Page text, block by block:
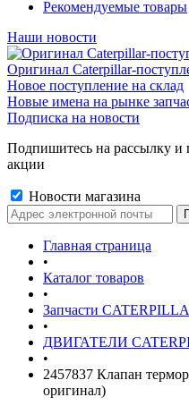
Рекомендуемые товары
Наши новости
Оригинал Caterpillar-
Новое поступление на склад
Новые имена на рынке
Подписка на новости
Подпишитесь на рассылку и
акции
Новости магазина
Главная страница
•
Каталог товаров
•
Запчасти
•
ДВИГАТЕЛИ
•
2457837 Клапан
оригинал)